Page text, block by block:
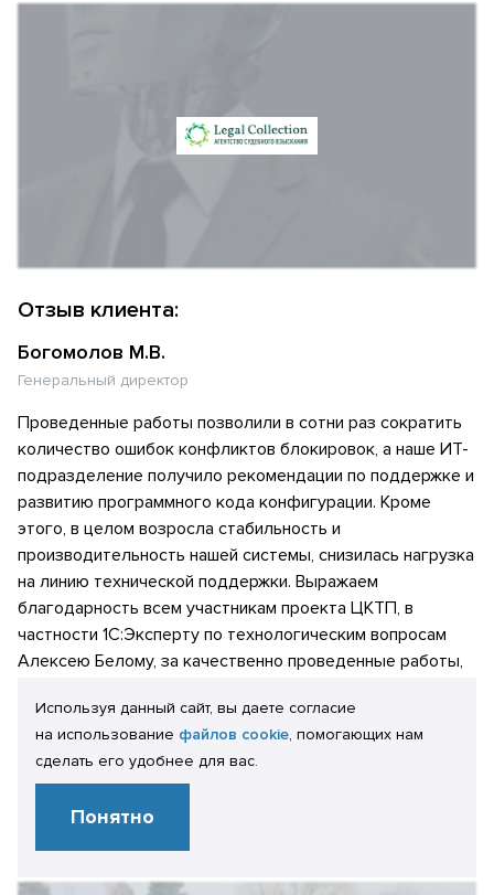
Отзыв клиента:
Богомолов М.В.
Генеральный директор
Проведенные работы позволили в сотни раз сократить
количество ошибок конфликтов блокировок, а наше ИТ-
подразделение получило рекомендации по поддержке и
развитию программного кода конфигурации. Кроме
этого, в целом возросла стабильность и
производительность нашей системы, снизилась нагрузка
на линию технической поддержки. Выражаем
благодарность всем участникам проекта ЦКТП, в
частности 1С:Эксперту по технологическим вопросам
Алексею Белому, за качественно проведенные работы,
продолжать сотрудничество с компанией ООО «ИТ-
Экспертиза» и в будущем.
Посмотреть отзыв полностью
Используя данный сайт, вы даете согласие
на использование файлов cookie, помогающих нам
сделать его удобнее для вас.
Понятно